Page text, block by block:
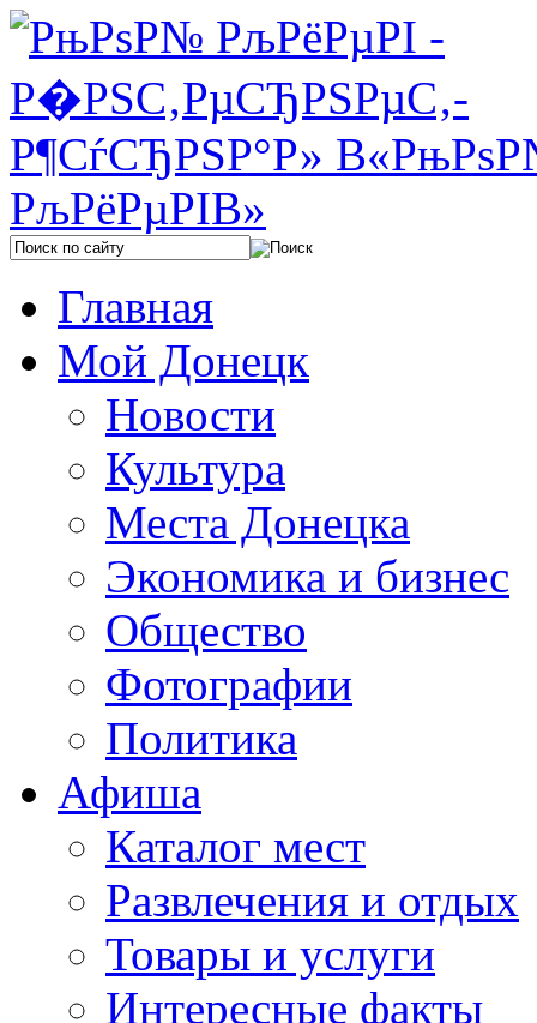
Главная
Мой Донецк
Новости
Культура
Места Донецка
Экономика и бизнес
Общество
Фотографии
Политика
Афиша
Каталог мест
Развлечения и отдых
Товары и услуги
Интересные факты